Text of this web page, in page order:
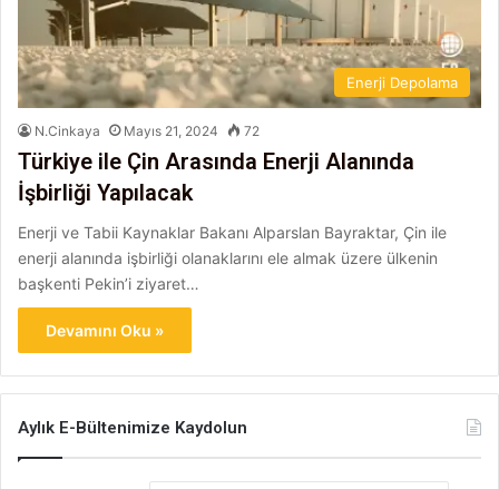
Enerji Depolama
N.Cinkaya Mayıs 21, 2024 72
Türkiye ile Çin Arasında Enerji Alanında
İşbirliği Yapılacak
Enerji ve Tabii Kaynaklar Bakanı Alparslan Bayraktar, Çin ile
enerji alanında işbirliği olanaklarını ele almak üzere ülkenin
başkenti Pekin’i ziyaret…
Devamını Oku »
Aylık E-Bültenimize Kaydolun